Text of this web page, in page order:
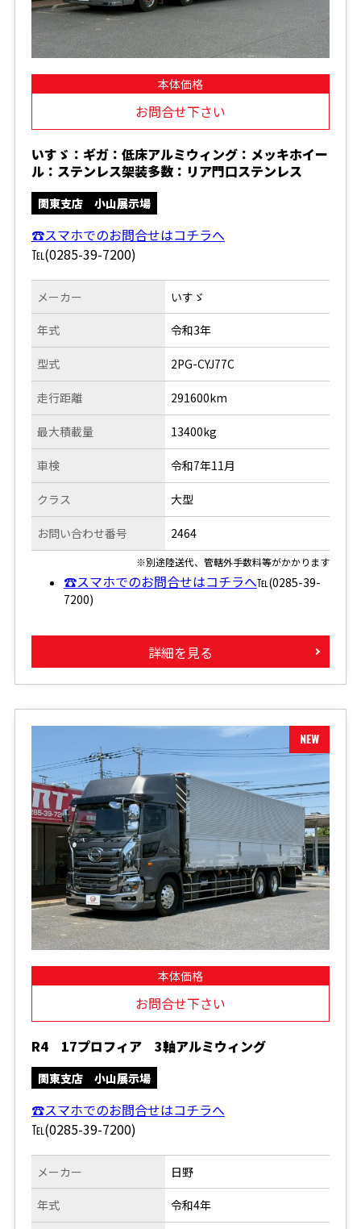
本体価格
お問合せ下さい
いすゞ：ギガ：低床アルミウィング：メッキホイー
ル：ステンレス架装多数：リア門口ステンレス
関東支店 小山展示場
☎スマホでのお問合せはコチラへ
℡(0285-39-7200)
メーカー
年式
型式
走行距離
いすゞ
令和3年
2PG-CYJ77C
291600km
最大積載量
車検
クラス
お問い合わせ番号
13400kg
令和7年11月
大型
2464
※別途陸送代、管轄外手数料等がかかります
☎スマホでのお問合せはコチラへ℡(0285-39-
7200)
詳細を見る
本体価格
お問合せ下さい
R4 17プロフィア 3軸アルミウィング
関東支店 小山展示場
☎スマホでのお問合せはコチラへ
℡(0285-39-7200)
メーカー
年式
日野
令和4年